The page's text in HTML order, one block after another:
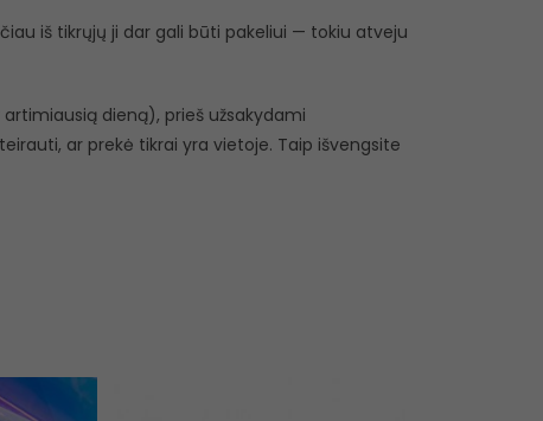
iš tikrųjų ji dar gali būti pakeliui — tokiu atveju
dieną), prieš užsakydami
ar prekė tikrai yra vietoje. Taip išvengsite